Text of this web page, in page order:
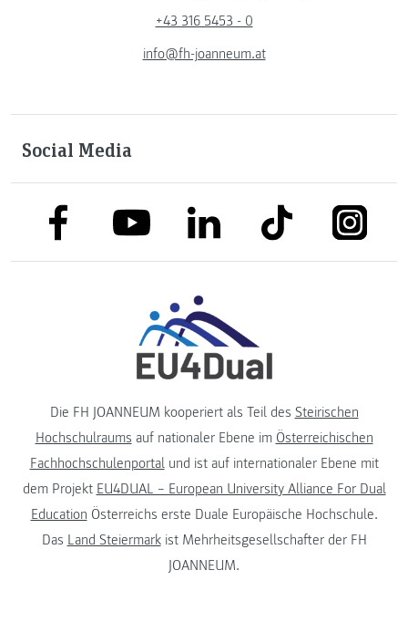
+43 316 5453 - 0
info@fh-joanneum.at
Social Media
link to facebooklink to youtubelink to linkedinlink to tiktok link to
Die FH JOANNEUM kooperiert als Teil des Steirischen
Hochschulraums auf nationaler Ebene im Österreichischen
Fachhochschulenportalund ist auf internationaler Ebene mit
dem Projekt EU4DUAL – European University Alliance For Dual
Education Österreichs erste Duale Europäische Hochschule.
Das Land Steiermarkist Mehrheitsgesellschafter der FH
JOANNEUM.